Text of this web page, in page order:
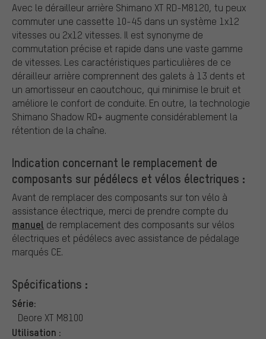
Avec le dérailleur arrière Shimano XT RD-M8120, tu peux
commuter une cassette 10-45 dans un système 1x12
vitesses ou 2x12 vitesses. Il est synonyme de
commutation précise et rapide dans une vaste gamme
de vitesses. Les caractéristiques particulières de ce
dérailleur arrière comprennent des galets à 13 dents et
un amortisseur en caoutchouc, qui minimise le bruit et
améliore le confort de conduite. En outre, la technologie
Shimano Shadow RD+ augmente considérablement la
rétention de la chaîne.
Indication concernant le remplacement de
composants sur pédélecs et vélos électriques :
Avant de remplacer des composants sur ton vélo à
assistance électrique, merci de prendre compte du
manuel de remplacement des composants sur vélos
électriques et pédélecs avec assistance de pédalage
marqués CE.
Spécifications :
Série:
Deore XT M8100
Utilisation :